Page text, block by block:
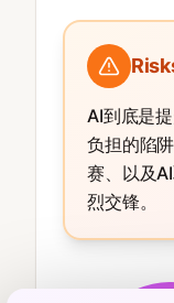
AI到底是
负担的陷
赛、以及
烈交锋。